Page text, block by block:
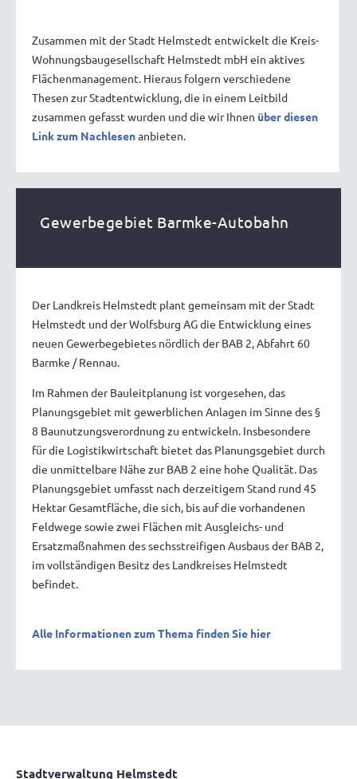
Zusammen mit der Stadt Helmstedt entwickelt die Kreis-
Wohnungsbaugesellschaft Helmstedt mbH ein aktives
Flächenmanagement. Hieraus folgern verschiedene
Thesen zur Stadtentwicklung, die in einem Leitbild
zusammen gefasst wurden und die wir Ihnen über diesen
Link zum Nachlesenanbieten.
Gewerbegebiet Barmke-Autobahn
Der Landkreis Helmstedt plant gemeinsam mit der Stadt
Helmstedt und der Wolfsburg AG die Entwicklung eines
neuen Gewerbegebietes nördlich der BAB 2, Abfahrt 60
Barmke / Rennau.
Im Rahmen der Bauleitplanung ist vorgesehen, das
Planungsgebiet mit gewerblichen Anlagen im Sinne des §
8 Baunutzungsverordnung zu entwickeln. Insbesondere
für die Logistikwirtschaft bietet das Planungsgebiet durch
die unmittelbare Nähe zur BAB 2 eine hohe Qualität. Das
Planungsgebiet umfasst nach derzeitigem Stand rund 45
Hektar Gesamtfläche, die sich, bis auf die vorhandenen
Feldwege sowie zwei Flächen mit Ausgleichs- und
Ersatzmaßnahmen des sechsstreifigen Ausbaus der BAB 2,
im vollständigen Besitz des Landkreises Helmstedt
befindet.
Alle Informationen zum Thema finden Sie hier
Stadtverwaltung Helmstedt